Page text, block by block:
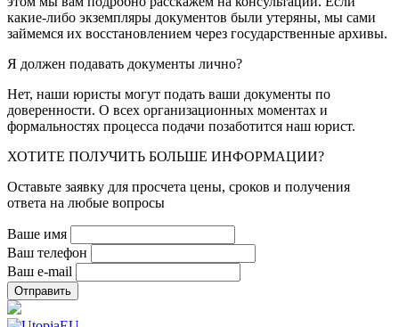
какие-либо экземпляры документов были утеряны, мы сами
займемся их восстановлением через государственные архивы.
Я должен подавать документы лично?
Нет, наши юристы могут подать ваши документы по
доверенности. О всех организационных моментах и
формальностях процесса подачи позаботится наш юрист.
ХОТИТЕ ПОЛУЧИТЬ БОЛЬШЕ ИНФОРМАЦИИ?
Оставьте заявку для просчета цены, сроков и получения
ответа на любые вопросы
Ваше имя
Ваш телефон
Ваш e-mail